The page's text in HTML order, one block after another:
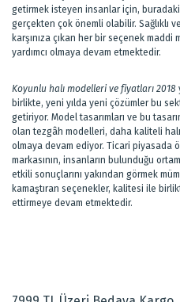
getirmek isteyen insanlar için,
gerçekten çok önemli olabilir. Sağlıklı
karşınıza çıkan her bir seçenek
yardımcı olmaya devam etmektedir.
Koyunlu halı modelleri ve fiyatları 2018
birlikte, yeni yılda yeni çözümler bu
getiriyor. Model tasarımları ve bu
olan tezgâh modelleri, daha kaliteli
olmaya devam ediyor. Ticari piyasada
markasının, insanların bulunduğu
etkili sonuçlarını yakından görmek
kamaştıran seçenekler, kalitesi ile
ettirmeye devam etmektedir.